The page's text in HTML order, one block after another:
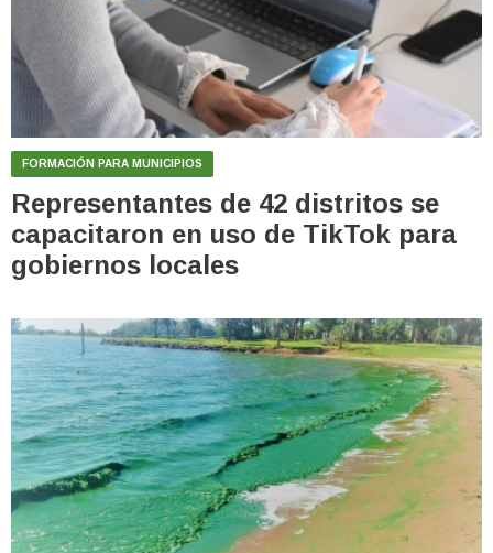
FORMACIÓN PARA MUNICIPIOS
Representantes de 42 distritos se
capacitaron en uso de TikTok para
gobiernos locales